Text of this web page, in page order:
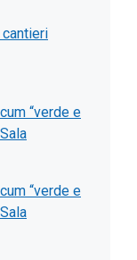
“verde e
“verde e